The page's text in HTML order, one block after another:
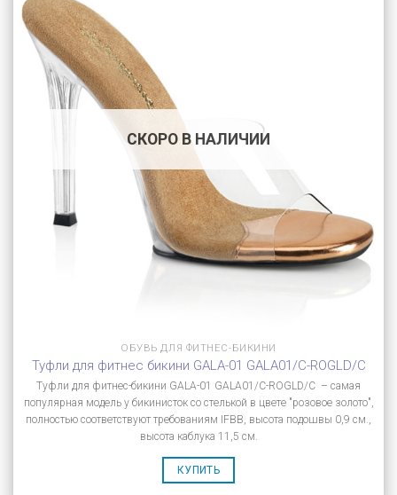
СКОРО В НАЛИЧИИ
ОБУВЬ ДЛЯ ФИТНЕС-БИКИНИ
Туфли для фитнес бикини GALA-01 GALA01/C-ROGLD/C
Туфли для фитнес-бикини GALA-01 GALA01/C-ROGLD/C – самая
популярная модель у бикинисток со стелькой в цвете "розовое золото",
полностью соответствуют требованиям IFBB, высота подошвы 0,9 см.,
высота каблука 11,5 см.
КУПИТЬ